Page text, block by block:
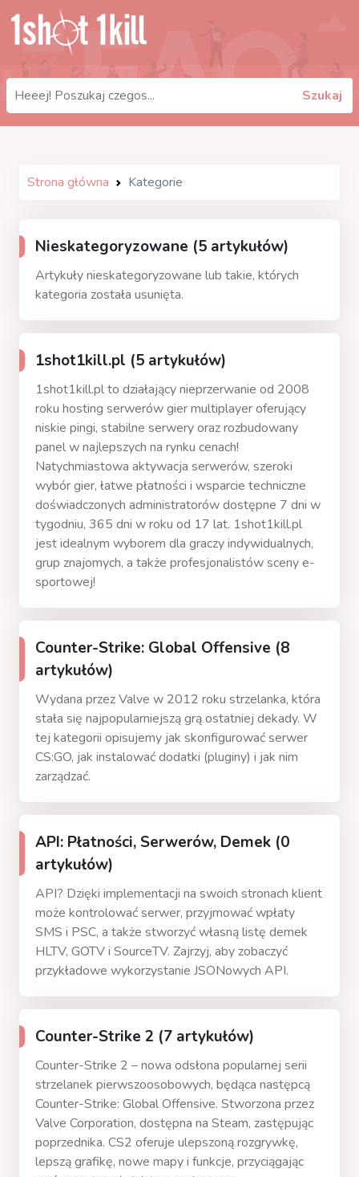
Szukaj
Strona główna Kategorie
Nieskategoryzowane (5 artykułów)
Artykuły nieskategoryzowane lub takie, których
kategoria została usunięta.
1shot1kill.pl (5 artykułów)
1shot1kill.pl to działający nieprzerwanie od 2008
roku hosting serwerów gier multiplayer oferujący
niskie pingi, stabilne serwery oraz rozbudowany
panel w najlepszych na rynku cenach!
Natychmiastowa aktywacja serwerów, szeroki
wybór gier, łatwe płatności i wsparcie techniczne
doświadczonych administratorów dostępne 7 dni w
tygodniu, 365 dni w roku od 17 lat. 1shot1kill.pl
jest idealnym wyborem dla graczy indywidualnych,
grup znajomych, a także profesjonalistów sceny e-
sportowej!
Counter-Strike: Global Offensive (8
artykułów)
Wydana przez Valve w 2012 roku strzelanka, która
stała się najpopularniejszą grą ostatniej dekady. W
tej kategorii opisujemy jak skonfigurować serwer
CS:GO, jak instalować dodatki (pluginy) i jak nim
zarządzać.
API: Płatności, Serwerów, Demek (0
artykułów)
API? Dzięki implementacji na swoich stronach klient
może kontrolować serwer, przyjmować wpłaty
SMS i PSC, a także stworzyć własną listę demek
HLTV, GOTV i SourceTV. Zajrzyj, aby zobaczyć
przykładowe wykorzystanie JSONowych API.
Counter-Strike 2 (7 artykułów)
Counter-Strike 2 – nowa odsłona popularnej serii
strzelanek pierwszoosobowych, będąca następcą
Counter-Strike: Global Offensive. Stworzona przez
Valve Corporation, dostępna na Steam, zastępując
poprzednika. CS2 oferuje ulepszoną rozgrywkę,
lepszą grafikę, nowe mapy i funkcje, przyciągając